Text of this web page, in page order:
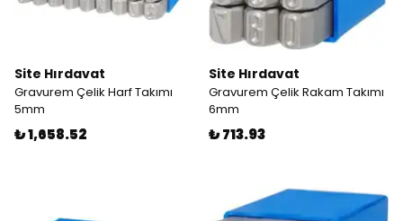
Site Hırdavat
Gravurem Çelik Harf Takımı
5mm
₺ 1,658.52
Site Hırdavat
Gravurem Çelik Rakam Takımı
6mm
₺ 713.93